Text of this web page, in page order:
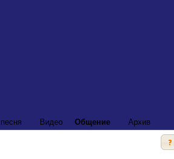
Видео Общение Архив